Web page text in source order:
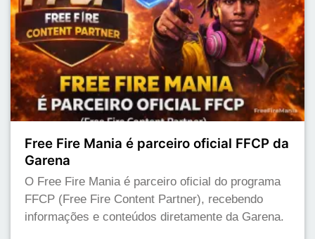
Free Fire Mania é parceiro oficial FFCP da
Garena
O Free Fire Mania é parceiro oficial do programa
FFCP (Free Fire Content Partner), recebendo
informações e conteúdos diretamente da Garena.